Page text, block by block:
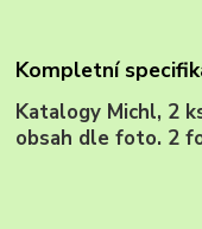
Kompletní
Katalogy Michl, 2
obsah dle